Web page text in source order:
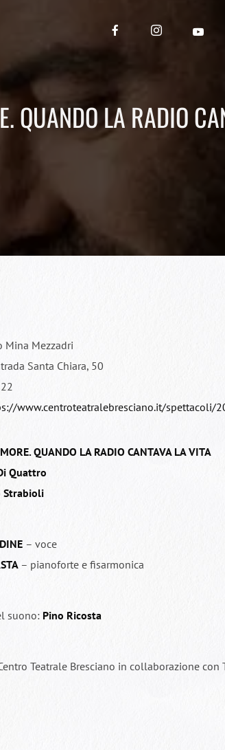
QUANDO LA RADIO
Mina Mezzadri
Santa Chiara, 50
www.centroteatralebresciano.it/spettacoli/
QUANDO LA RADIO CANTAVA LA VITA
Quattro
Strabioli
– voce
– pianoforte e fisarmonica
suono: Pino Ricosta
Teatrale Bresciano in collaborazione con